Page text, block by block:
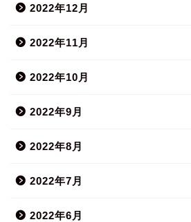
2022年12月
2022年11月
2022年10月
2022年9月
2022年8月
2022年7月
2022年6月